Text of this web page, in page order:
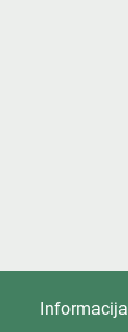
Informacija